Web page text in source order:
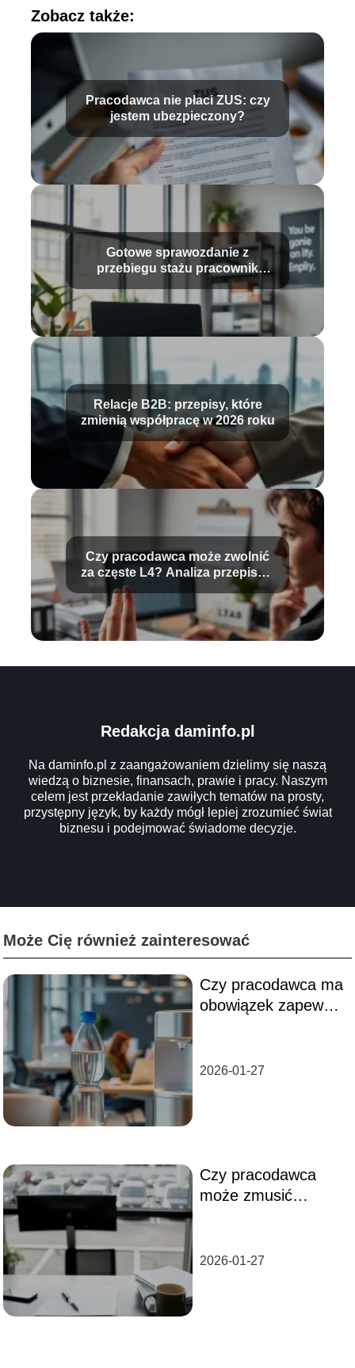
Zobacz także:
Pracodawca nie płaci ZUS: czy
jestem ubezpieczony?
Gotowe sprawozdanie z
przebiegu stażu pracownik
biurowy – wzór i porady
Relacje B2B: przepisy, które
zmienią współpracę w 2026 roku
Czy pracodawca może zwolnić
za częste L4? Analiza przepisów
Redakcja daminfo.pl
Na daminfo.pl z zaangażowaniem dzielimy się naszą
wiedzą o biznesie, finansach, prawie i pracy. Naszym
celem jest przekładanie zawiłych tematów na prosty,
przystępny język, by każdy mógł lepiej zrozumieć świat
biznesu i podejmować świadome decyzje.
Może Cię również zainteresować
Czy pracodawca ma
obowiązek zapewnić
2026-01-27
Czy pracodawca
może zmusić
służbowym?
2026-01-27